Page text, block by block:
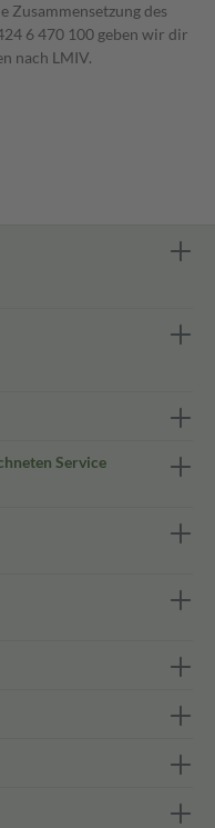
des
6 470 100 geben wir dir
nach LMIV.
Service